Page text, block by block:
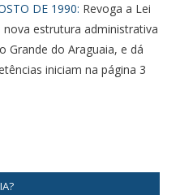
DE 1990: Revoga a Lei
estrutura administrativa
Grande do Araguaia, e dá
iniciam na página 3